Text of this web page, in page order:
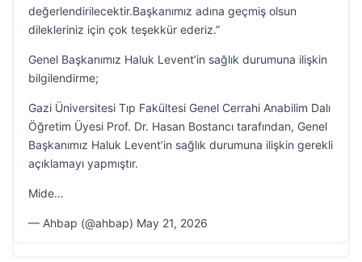
değerlendirilecektir.Başkanımız adına geçmiş olsun
dilekleriniz için çok teşekkür ederiz.”
Genel Başkanımız Haluk Levent’in sağlık durumuna ilişkin
bilgilendirme;
Gazi Üniversitesi Tıp Fakültesi Genel Cerrahi Anabilim Dalı
Öğretim Üyesi Prof. Dr. Hasan Bostancı tarafından, Genel
Başkanımız Haluk Levent’in sağlık durumuna ilişkin gerekli
açıklamayı yapmıştır.
Mide…
— Ahbap (@ahbap) May 21, 2026